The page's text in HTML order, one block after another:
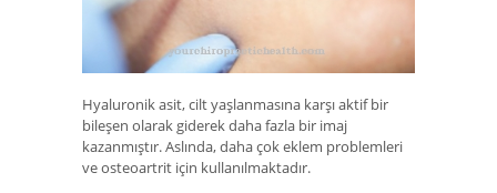
Hyaluronik asit, cilt yaşlanmasına karşı aktif bir
bileşen olarak giderek daha fazla bir imaj
kazanmıştır. Aslında, daha çok eklem problemleri
ve osteoartrit için kullanılmaktadır.